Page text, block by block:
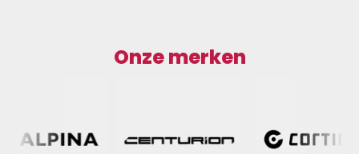
Onze merken